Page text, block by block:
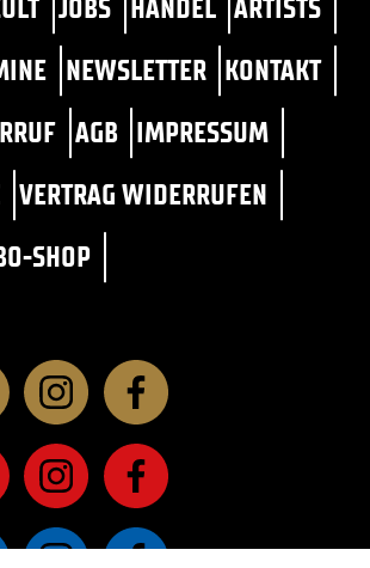
JOBS HANDEL ARTISTS
NEWSLETTER KONTAKT
AGB IMPRESSUM
VERTRAG WIDERRUFEN
SHOP